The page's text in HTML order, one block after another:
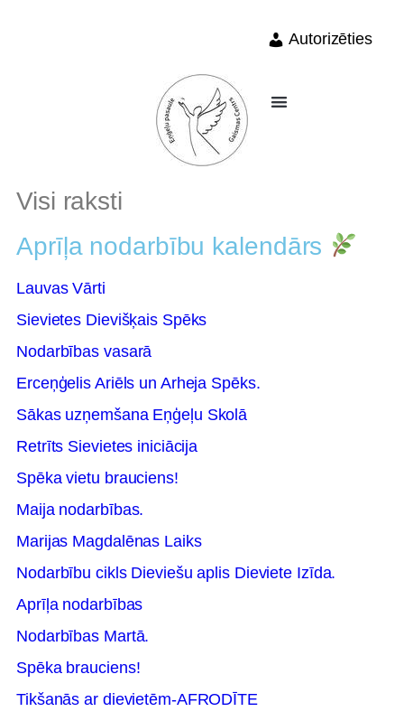
Autorizēties
Visi raksti
Aprīļa nodarbību kalendārs
Lauvas Vārti
Sievietes Dievišķais Spēks
Nodarbības vasarā
Erceņģelis Ariēls un Arheja Spēks.
Sākas uzņemšana Eņģeļu Skolā
Retrīts Sievietes iniciācija
Spēka vietu brauciens!
Maija nodarbības.
Marijas Magdalēnas Laiks
Nodarbību cikls Dieviešu aplis Dieviete Izīda.
Aprīļa nodarbības
Nodarbības Martā.
Spēka brauciens!
Tikšanās ar dievietēm-AFRODĪTE